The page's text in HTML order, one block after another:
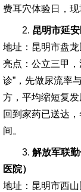
费耳穴体验日，现
2. 昆明市延
地址：昆明市盘
亮点：公立三甲
诊”，先做尿流率
方，平均缩短复
回到家药已送达
间。
3. 解放军联
医院）
地址：昆明市西